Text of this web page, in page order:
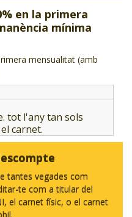
en la primera
mínima
mensualitat (amb
tot l'any tan sols
carnet.
tantes vegades com
te com a titular del
el carnet físic, o el carnet